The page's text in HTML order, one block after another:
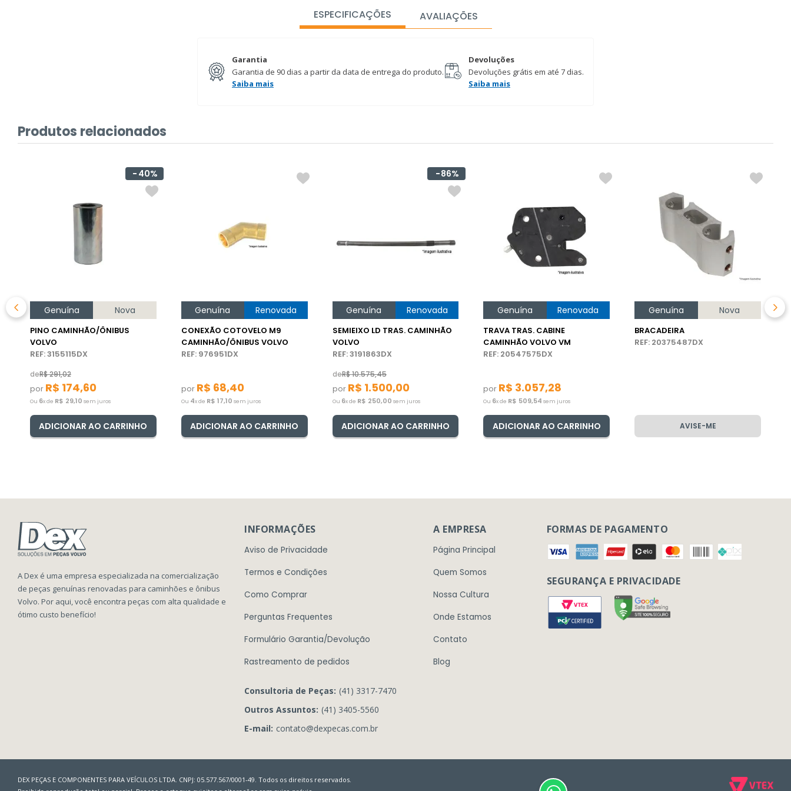
ESPECIFICAÇÕES AVALIAÇÕES
Garantia
Garantia de 90 dias a partir da data de entrega do produto.
Saiba mais
Devoluções
Devoluções grátis em até 7 dias.
Saiba mais
Produtos relacionados
40%
Genuína Nova
PINO CAMINHÃO/ÔNIBUS
VOLVO
REF: 3155115DX
deR$291,02
por R$ 174,60
Ou 6x de R$ 29,10 sem juros
ADICIONAR AO CARRINHO
Genuína Renovada
CONEXÃO COTOVELO M9
CAMINHÃO/ÔNIBUS VOLVO
REF: 976951DX
por R$ 68,40
Ou 4x de R$ 17,10 sem juros
ADICIONAR AO CARRINHO
86%
Genuína Renovada
SEMIEIXO LD TRAS. CAMINHÃO
VOLVO
REF: 3191863DX
deR$10.575,45
por R$ 1.500,00
Ou 6x de R$ 250,00 sem juros
ADICIONAR AO CARRINHO
Genuína Renovada
TRAVA TRAS. CABINE
CAMINHÃO VOLVO VM
REF: 20547575DX
por R$ 3.057,28
Ou 6x de R$ 509,54 sem juros
ADICIONAR AO CARRINHO
Genuína Nova
BRACADEIRA
REF: 20375487DX
AVISE-ME
A Dex é uma empresa especializada na comercialização
de peças genuínas renovadas para caminhões e ônibus
Volvo. Por aqui, você encontra peças com alta qualidade e
ótimo custo benefício!
INFORMAÇÕES
Aviso de Privacidade
Termos e Condições
Como Comprar
Perguntas Frequentes
Formulário Garantia/Devolução
Rastreamento de pedidos
Consultoria de Peças: (41) 3317-7470
Outros Assuntos: (41) 3405-5560
E-mail: contato@dexpecas.com.br
A EMPRESA
Página Principal
Quem Somos
Nossa Cultura
Onde Estamos
Contato
Blog
FORMAS DE PAGAMENTO
SEGURANÇA E PRIVACIDADE
DEX PEÇAS E COMPONENTES PARA VEÍCULOS LTDA. CNPJ: 05.577.567/0001-49. Todos os direitos reservados.